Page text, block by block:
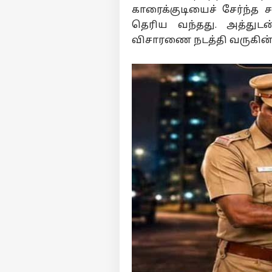
காரைக்குடியைச்
தெரிய வந்தது.
விசாரணை நடத்தி
LOGIN